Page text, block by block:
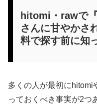
hitomi・rawで
さんに甘やかさ
料で探す前に知
多くの人が最初にhitomi
っておくべき事実が2つ